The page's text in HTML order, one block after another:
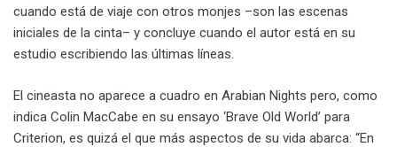
cuando está de viaje con otros monjes –son las escenas
iniciales de la cinta– y concluye cuando el autor está en su
estudio escribiendo las últimas líneas.
El cineasta no aparece a cuadro en Arabian Nights pero, como
indica Colin MacCabe en su ensayo ‘Brave Old World’ para
Criterion, es quizá el que más aspectos de su vida abarca: “En